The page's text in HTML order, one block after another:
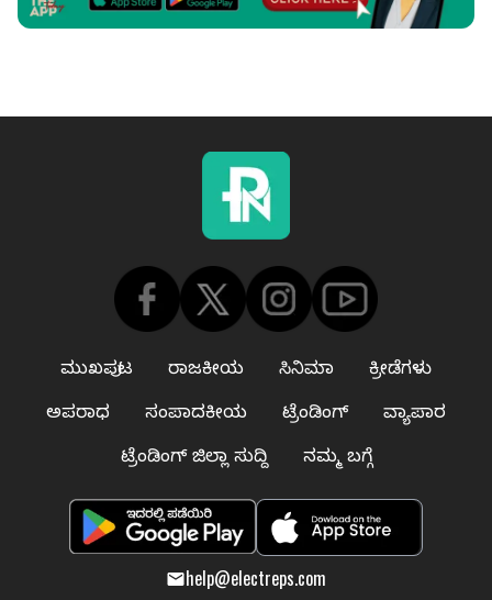
ಮುಖಪುಟ ರಾಜಕೀಯ ಸಿನಿಮಾ
ಕ್ರೀಡೆಗಳು
ಅಪರಾಧ
ಸಂಪಾದಕೀಯ ಟ್ರೆಂಡಿಂಗ್
ವ್ಯಾಪಾರ
ಟ್ರೆಂಡಿಂಗ್ ಜಿಲ್ಲಾ ಸುದ್ದಿ
ನಮ್ಮ ಬಗ್ಗೆ
help@electreps.com